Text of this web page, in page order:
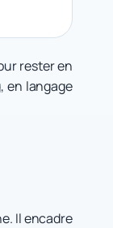
rester en
en langage
Il encadre